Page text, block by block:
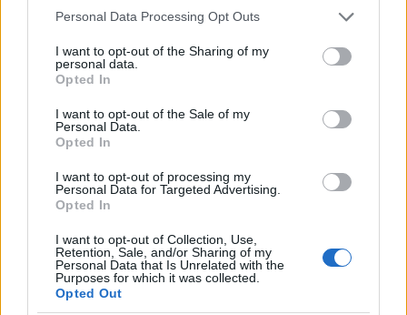
Please note that this website/app uses one or more Google
not limited to your visit or usage behaviour. You may click to
grant or deny consent to Google and its third-party tags to
use your data for below specified purposes in below Google
consent section.
Personal Data Processing Opt Outs
I want to opt-out of the Sharing of my
personal data.
Opted In
I want to opt-out of the Sale of my
Personal Data.
Opted In
I want to opt-out of processing my
Personal Data for Targeted Advertising.
Opted In
I want to opt-out of Collection, Use,
Retention, Sale, and/or Sharing of my
Personal Data that Is Unrelated with the
Purposes for which it was collected.
Opted Out